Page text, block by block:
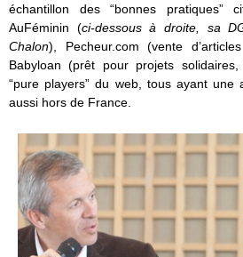
échantillon des “bonnes pratiques”
AuFéminin (ci-dessous à droite, sa
Chalon), Pecheur.com (vente
Babyloan (prêt pour projets solidaires,
“pure players” du web, tous ayant une
aussi hors de France.